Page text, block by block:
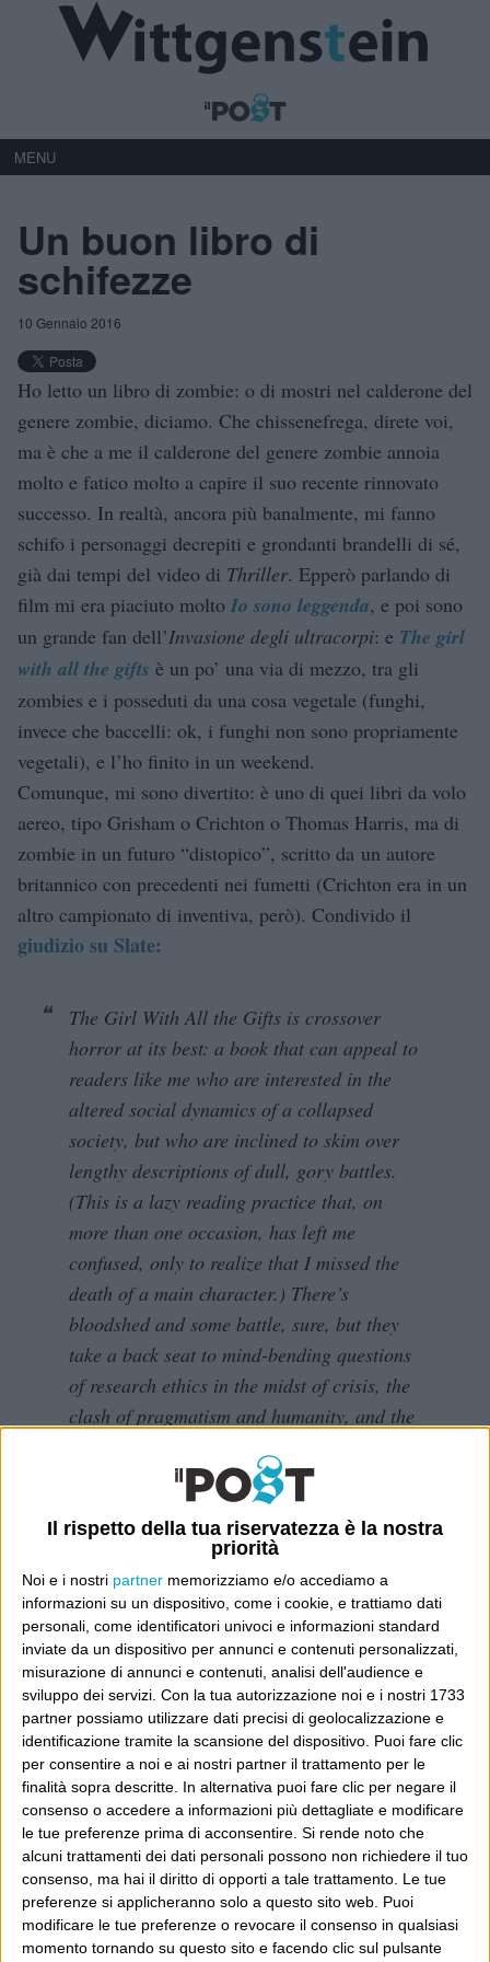
Il rispetto della tua riservatezza è la nostra
priorità
Noi e i nostri partner memorizziamo e/o accediamo a
informazioni su un dispositivo, come i cookie, e trattiamo dati
personali, come identificatori univoci e informazioni standard
inviate da un dispositivo per annunci e contenuti personalizzati,
misurazione di annunci e contenuti, analisi dell'audience e
sviluppo dei servizi. Con la tua autorizzazione noi e i nostri 1733
partner possiamo utilizzare dati precisi di geolocalizzazione e
identificazione tramite la scansione del dispositivo. Puoi fare clic
per consentire a noi e ai nostri partner il trattamento per le
finalità sopra descritte. In alternativa puoi fare clic per negare il
consenso o accedere a informazioni più dettagliate e modificare
le tue preferenze prima di acconsentire. Si rende noto che
alcuni trattamenti dei dati personali possono non richiedere il tuo
consenso, ma hai il diritto di opporti a tale trattamento. Le tue
preferenze si applicheranno solo a questo sito web. Puoi
modificare le tue preferenze o revocare il consenso in qualsiasi
momento tornando su questo sito e facendo clic sul pulsante
MENU
Un buon libro di
schifezze
10 Gennaio 2016
Ho letto un libro di zombie: o di mostri nel calderone del
genere zombie, diciamo. Che chissenefrega, direte voi,
ma è che a me il calderone del genere zombie annoia
molto e fatico molto a capire il suo recente rinnovato
successo. In realtà, ancora più banalmente, mi fanno
schifo i personaggi decrepiti e grondanti brandelli di sé,
già dai tempi del video di Thriller. Epperò parlando di
film mi era piaciuto molto Io sono leggenda, e poi sono
un grande fan dell’Invasione degli ultracorpi: e The girl
with all the gifts è un po’ una via di mezzo, tra gli
zombies e i posseduti da una cosa vegetale (funghi,
invece che baccelli: ok, i funghi non sono propriamente
vegetali), e l’ho finito in un weekend.
Comunque, mi sono divertito: è uno di quei libri da volo
aereo, tipo Grisham o Crichton o Thomas Harris, ma di
zombie in un futuro “distopico”, scritto da un autore
britannico con precedenti nei fumetti (Crichton era in un
altro campionato di inventiva, però). Condivido il
giudizio su Slate:
The Girl With All the Gifts is crossover
horror at its best: a book that can appeal to
readers like me who are interested in the
altered social dynamics of a collapsed
society, but who are inclined to skim over
lengthy descriptions of dull, gory battles.
(This is a lazy reading practice that, on
more than one occasion, has left me
confused, only to realize that I missed the
death of a main character.) There’s
bloodshed and some battle, sure, but they
take a back seat to mind-bending questions
of research ethics in the midst of crisis, the
clash of pragmatism and humanity, and the
shift from the focus of many zombie stories.
Mi sono incuriosito e vedo che ne
con Glenn Close: ma c’è tutto undibattitosul fatto che
due personaggi – la bambina Melanie e la maestra
Justineau – hanno avuto scambiato il colore della pelle
nel film. Melanie era bianca e descritta come molto
bianca dalle prime righe – in contraddizione col nome -,
Justineau era nera e te la figuri nera per tutto il libro,
bella e nera. Nel film hanno invertito, e non trov
spiegazioni del perché. Ma pazienza: sono tutti quei
brandelli di carne penzolanti e pezzi di corpi ambulanti
che mi preoccupano di più, quando esce.
Dove sei?